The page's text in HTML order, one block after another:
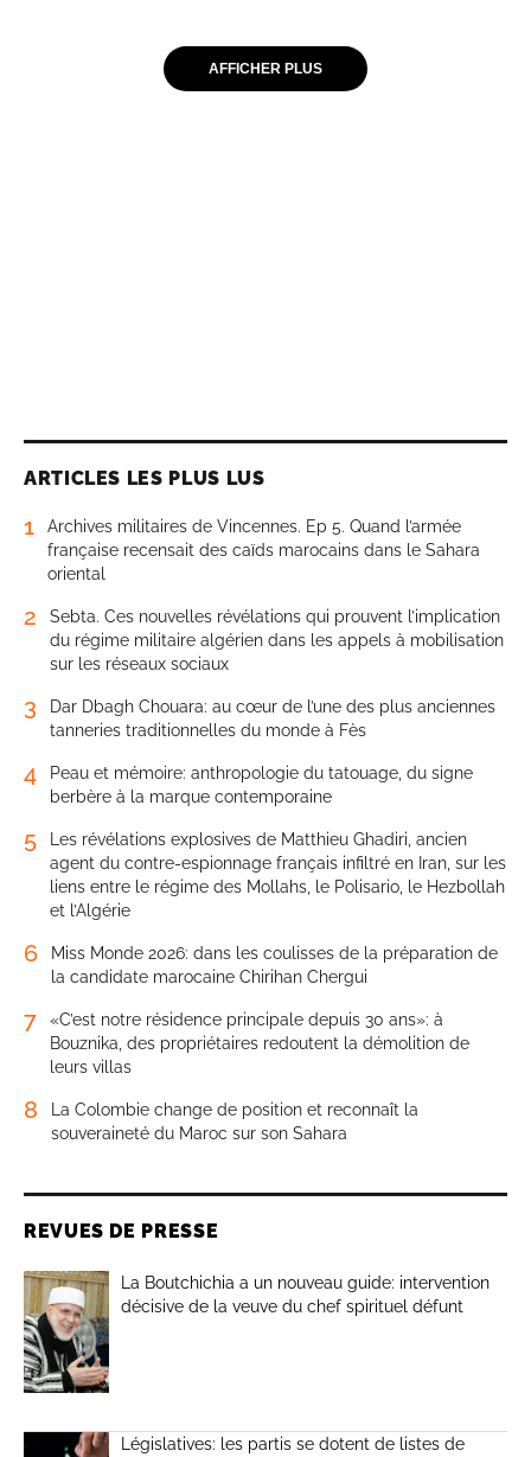
AFFICHER PLUS
ARTICLES LES PLUS LUS
1
Archives militaires de Vincennes. Ep 5. Quand l’armée
française recensait des caïds marocains dans le Sahara
oriental
2
Sebta. Ces nouvelles révélations qui prouvent l’implication
du régime militaire algérien dans les appels à mobilisation
sur les réseaux sociaux
3
Dar Dbagh Chouara: au cœur de l’une des plus anciennes
tanneries traditionnelles du monde à Fès
4
Peau et mémoire: anthropologie du tatouage, du signe
berbère à la marque contemporaine
5
Les révélations explosives de Matthieu Ghadiri, ancien
agent du contre-espionnage français infiltré en Iran, sur les
liens entre le régime des Mollahs, le Polisario, le Hezbollah
et l’Algérie
6
Miss Monde 2026: dans les coulisses de la préparation de
la candidate marocaine Chirihan Chergui
7
«C’est notre résidence principale depuis 30 ans»: à
Bouznika, des propriétaires redoutent la démolition de
leurs villas
8
La Colombie change de position et reconnaît la
souveraineté du Maroc sur son Sahara
REVUES DE PRESSE
La Boutchichia a un nouveau guide: intervention
décisive de la veuve du chef spirituel défunt
Législatives: les partis se dotent de listes de